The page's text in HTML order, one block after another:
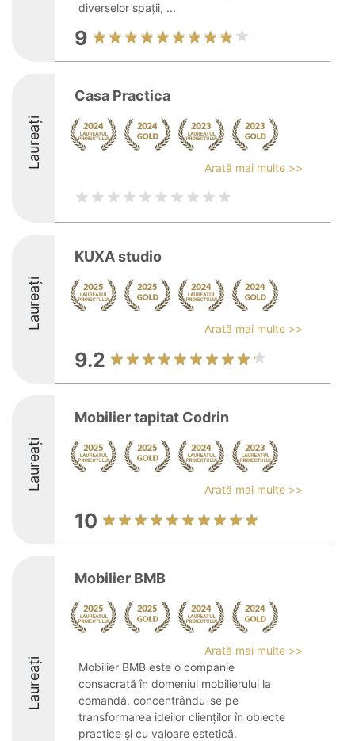
diverselor spații, ...
9
Laureați
Casa Practica
Arată mai multe >>
Laureați
KUXA studio
Arată mai multe >>
9.2
Laureați
Mobilier tapitat Codrin
Arată mai multe >>
10
Laureați
Mobilier BMB
Arată mai multe >>
Mobilier BMB este o companie
consacrată în domeniul mobilierului la
comandă, concentrându-se pe
transformarea ideilor clienților în obiecte
practice și cu valoare estetică.